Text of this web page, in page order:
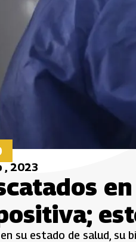
, 2023
su estado de salud, su